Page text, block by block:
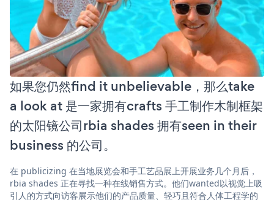
如果您仍然find it unbelievable，那么take
a look at 是一家拥有crafts 手工制作木制框架
的太阳镜公司rbia shades 拥有seen in their
business 的公司。
在 publicizing 在当地展览会和手工艺品展上开展业务几个月后，
rbia shades 正在寻找一种在线销售方式。他们wanted以视觉上吸
引人的方式向访客展示他们的产品质量、轻巧且符合人体工程学的